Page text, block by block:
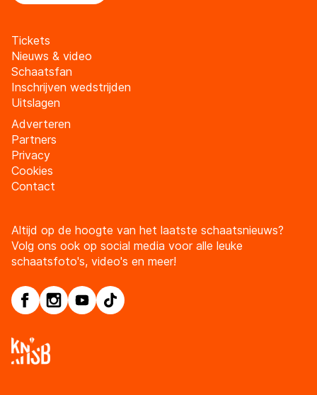
Tickets
Nieuws & video
Schaatsfan
Inschrijven wedstrijden
Uitslagen
Adverteren
Partners
Privacy
Cookies
Contact
Altijd op de hoogte van het laatste schaatsnieuws?
Volg ons ook op social media voor alle leuke
schaatsfoto's, video's en meer!